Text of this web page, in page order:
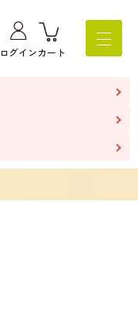
ログインカート